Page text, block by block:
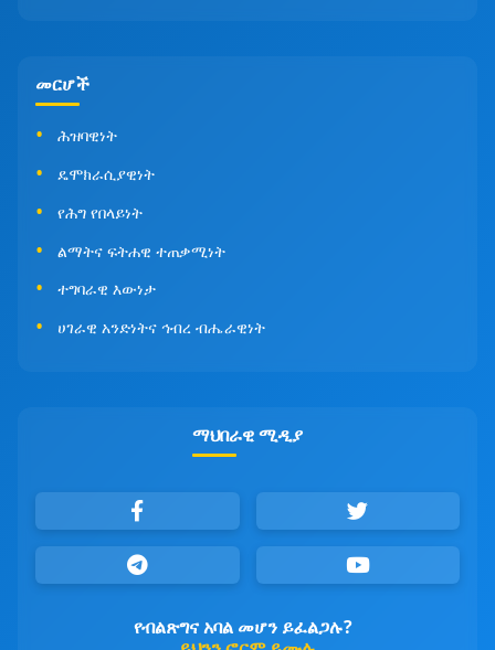
መርሆች
ሕዝባዊነት
ዴሞክራሲያዊነት
የሕግ የበላይነት
ልማትና ፍትሐዊ ተጠቃሚነት
ተግባራዊ እውነታ
ሀገራዊ አንድነትና ኅብረ ብሔራዊነት
ማህበራዊ ሚዲያ
የብልጽግና አባል መሆን ይፈልጋሉ?